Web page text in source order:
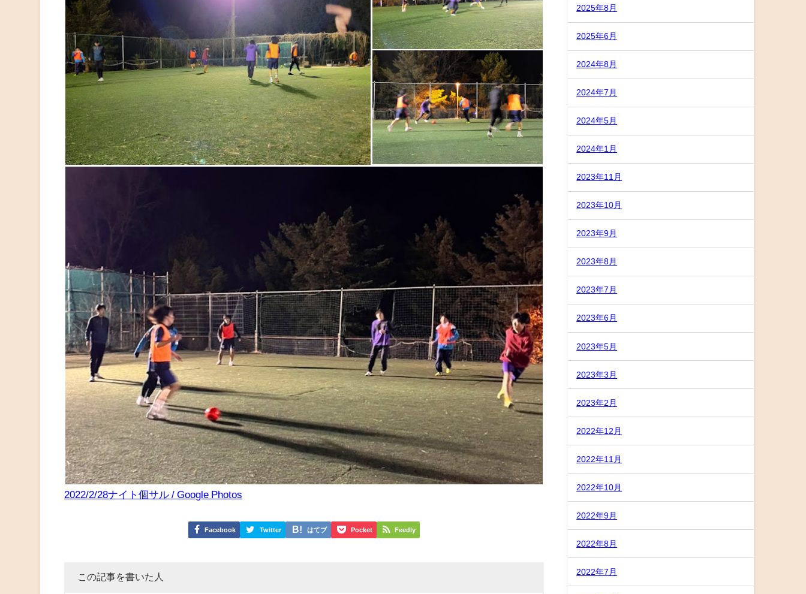
2022/2/28ナイト個サル / Google Photos
Facebook Twitter はてブ Pocket Feedly
この記事を書いた人
2025年8月
2025年6月
2024年8月
2024年7月
2024年5月
2024年1月
2023年11月
2023年10月
2023年9月
2023年8月
2023年7月
2023年6月
2023年5月
2023年3月
2023年2月
2022年12月
2022年11月
2022年10月
2022年9月
2022年8月
2022年7月